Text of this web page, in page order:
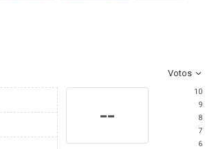
Votos
--
10
9
8
7
6